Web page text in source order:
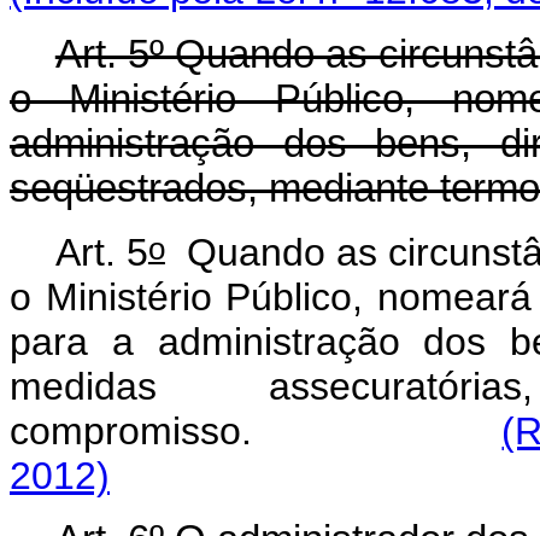
Art. 5º Quando as
o Ministério Público,
administração dos bens,
seqüestrados, mediante
Art. 5oQuando as
o Ministério Público,
para a administração dos
medidas
compromisso.
2012)